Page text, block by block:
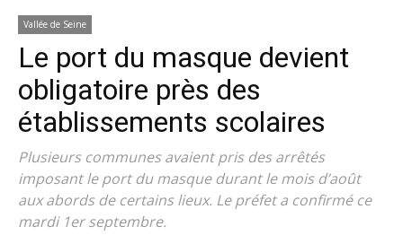
Vallée de Seine
Le port du masque devient
obligatoire près des
établissements scolaires
Plusieurs communes avaient pris des arrêtés
imposant le port du masque durant le mois d’août
aux abords de certains lieux. Le préfet a confirmé ce
mardi 1er septembre.